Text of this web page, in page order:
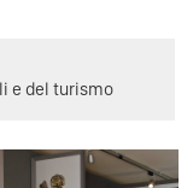
e del turismo